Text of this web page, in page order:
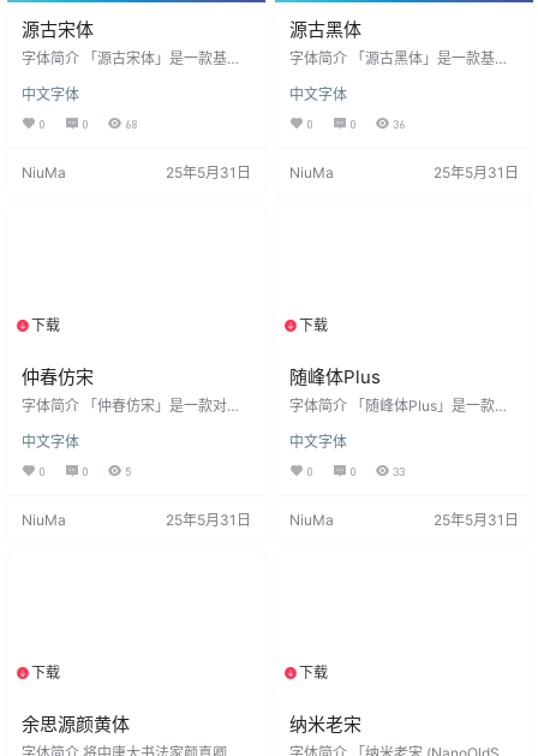
源古宋体
字体简介 「源古宋体」是一款基于
宋体，得益于思源丰富的地区字
形，拆拆凑凑很方便就可以改出一
个古籍表版本。而关于那些部件不
了统一。 然后黑体和宋体各提供了
中文字体
0 0 68
NiuMa 25年5月31日
源古黑体
字体简介 「源古黑体」是一款基于
体的免费可商用字体。 得益于思源
丰富的地区字形，拆拆凑凑很方便
就可以改出一个古籍表版本。而关
性地擅自进行了统一。 然后黑体和
中文字体
0 0 36
NiuMa 25年5月31日
下载
仲春仿宋
字体简介 「仲春仿宋」是一款对上
进行的数字化。采用直接复刻办
法，从印刷品扫描件中提取字形并
封装为字体。 开发故事 若论哪套长
史的同志，恐怕大都会脱口而出
中文字体
0 0 5
NiuMa 25年5月31日
下载
随峰体Plus
字体简介 「随峰体Plus」是一款基
费商用手写字体。 随峰体是创作者
阿坤的手写作品，是我们 cjkFonts
在2022年公开的开源字形，不但免
开源社群。 随峰体自推出后大受欢
中文字体
0 0 33
NiuMa 25年5月31日
下载
余思源颜黄体
下载
纳米老宋